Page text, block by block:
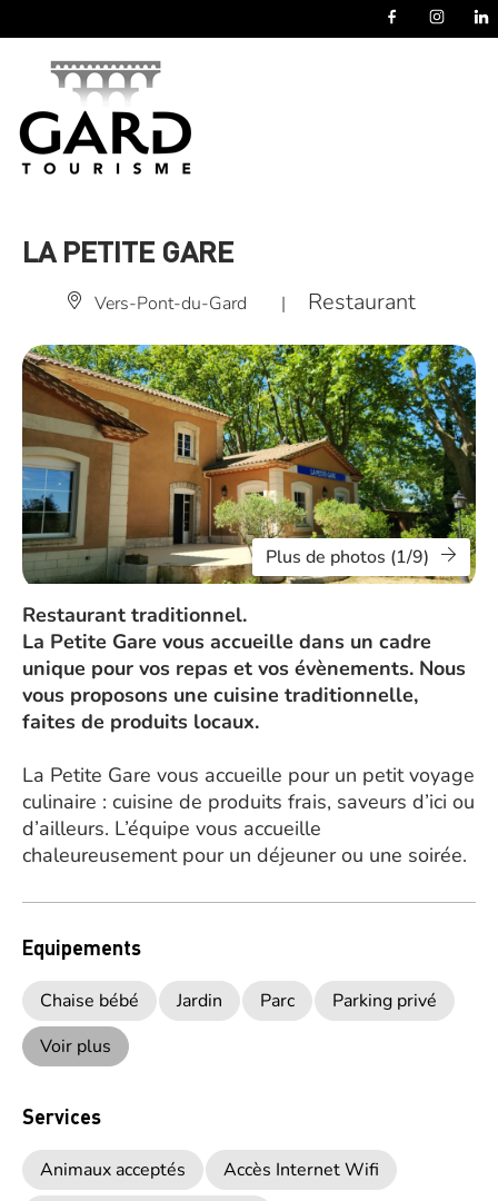
LA PETITE GARE
Vers-Pont-du-Gard | Restaurant
Plus de photos (1/9)
Restaurant traditionnel.
La Petite Gare vous accueille dans un cadre
unique pour vos repas et vos évènements. Nous
vous proposons une cuisine traditionnelle,
faites de produits locaux.
La Petite Gare vous accueille pour un petit voyage
culinaire : cuisine de produits frais, saveurs d’ici ou
d’ailleurs. L’équipe vous accueille
chaleureusement pour un déjeuner ou une soirée.
Equipements
Chaise bébé Jardin Parc
Parking privé
Voir plus
Services
Animaux acceptés
Accès Internet Wifi